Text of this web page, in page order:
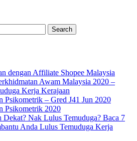
dengan Affiliate Shopee Malaysia
Awam Malaysia 2020 –
Kerja Kerajaan
Psikometrik – Gred J41 Jun 2020
Psikometrik 2020
Dekat? Nak Lulus Temuduga? Baca 7
Anda Lulus Temuduga Kerja